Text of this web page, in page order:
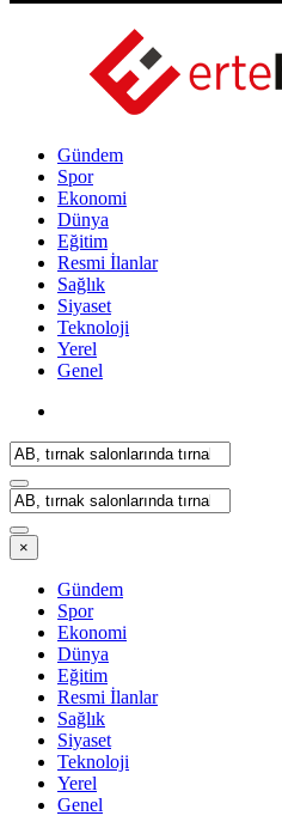
Gündem
Spor
Ekonomi
Dünya
Eğitim
Resmi İlanlar
Sağlık
Siyaset
Teknoloji
Yerel
Genel
×
Gündem
Spor
Ekonomi
Dünya
Eğitim
Resmi İlanlar
Sağlık
Siyaset
Teknoloji
Yerel
Genel